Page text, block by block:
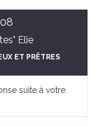
Elie
ET PRÊTRES
suite à votre